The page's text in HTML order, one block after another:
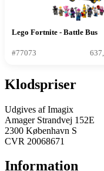
Lego Fortnite - Battle Bus
#77073
Klodspriser
Udgives af Imagix
Amager Strandvej 152E
2300 København S
CVR 20068671
Information